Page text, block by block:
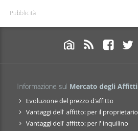
Pubblicità
Informazione sul Mercato degli Affitti
Evoluzione del prezzo d'affitto
Vantaggi dell' affitto: per il proprietario
Vantaggi dell' affitto: per l' inquilino